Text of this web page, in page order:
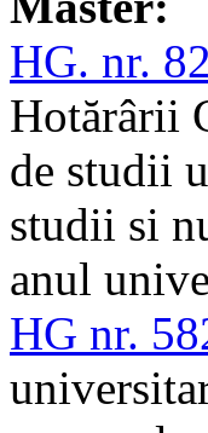
HG. nr.
Hotărârii
de studii
studii si
anul
HG nr.